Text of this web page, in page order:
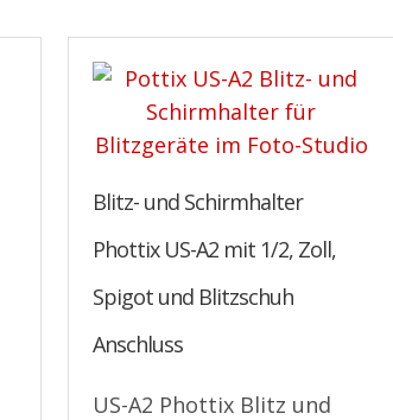
Blitz- und Schirmhalter
Phottix US-A2 mit 1/2, Zoll,
Spigot und Blitzschuh
Anschluss
US-A2 Phottix Blitz und